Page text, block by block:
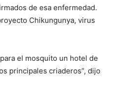
de esa enfermedad.
Chikungunya, virus
el mosquito un hotel de
principales criaderos”, dijo